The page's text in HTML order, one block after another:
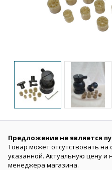
Предложение не является
Товар может отсутствовать на
указанной. Актуальную цену и
менеджера магазина.